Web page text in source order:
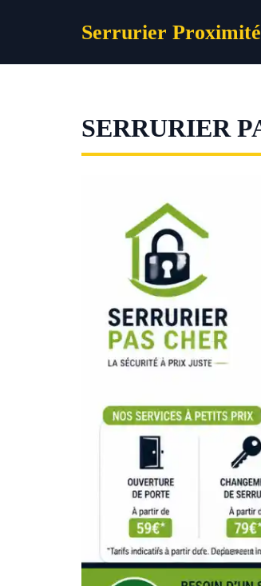
Serrurier Proximité
SERRURIER